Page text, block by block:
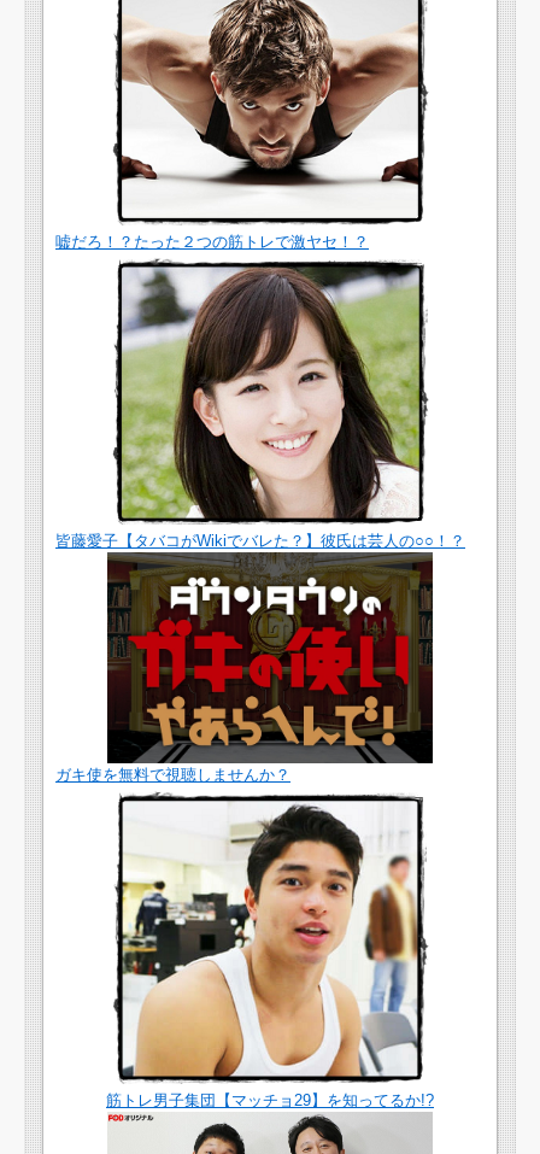
嘘だろ！？たった２つの筋トレで激ヤセ！？
皆藤愛子【タバコがWikiでバレた？】彼氏は芸人の○○！？
ガキ使を無料で視聴しませんか？
筋トレ男子集団【マッチョ29】を知ってるか!?